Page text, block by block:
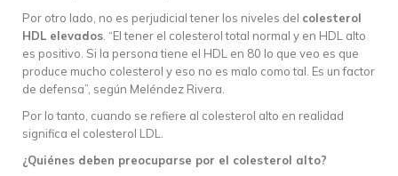
Por otro lado, no es perjudicial tener los niveles del colesterol
HDL elevados. “El tener el colesterol total normal y en HDL alto
es positivo. Si la persona tiene el HDL en 80 lo que veo es que
produce mucho colesterol y eso no es malo como tal. Es un factor
de defensa”, según Meléndez Rivera.
Por lo tanto, cuando se refiere al colesterol alto en realidad
significa el colesterol LDL.
¿Quiénes deben preocuparse por el colesterol alto?